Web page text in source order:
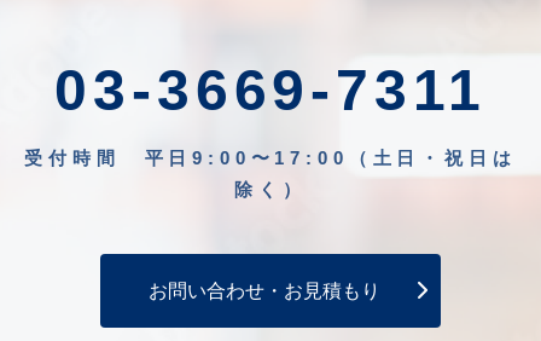
03-3669-7311
受付時間 平日9:00〜17:00（土日・祝日は
除く）
お問い合わせ・お見積もり